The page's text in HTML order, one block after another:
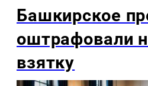
Башкирское
оштрафовали
взятку